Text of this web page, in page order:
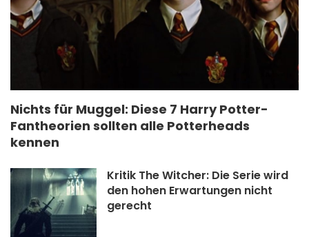
Nichts für Muggel: Diese 7 Harry Potter-
Fantheorien sollten alle Potterheads
kennen
Kritik The Witcher: Die Serie wird
den hohen Erwartungen nicht
gerecht